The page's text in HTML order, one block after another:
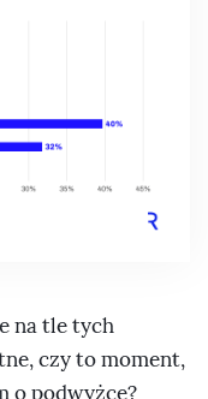
na tle tych
czy to moment,
o podwyżce?